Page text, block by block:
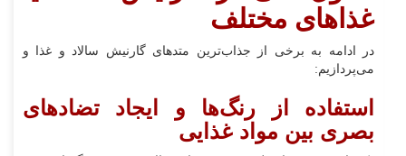
غذاهای مختلف
در ادامه به برخی از جذاب‌ترین متدهای گارنیش سالاد و غذا و
می‌پردازیم:
استفاده از رنگ‌ها و ایجاد تضادهای
بصری بین مواد غذایی